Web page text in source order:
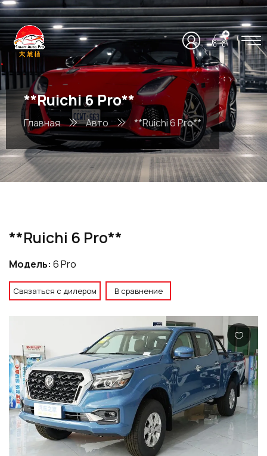
**Ruichi 6 Pro**
Главная Авто **Ruichi 6 Pro**
**Ruichi 6 Pro**
Модель: 6 Pro
Связаться с дилером В сравнение